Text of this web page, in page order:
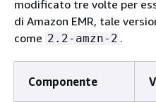
modificato tre volte per
di Amazon EMR, tale
come 2.2-amzn-2 .
Componente